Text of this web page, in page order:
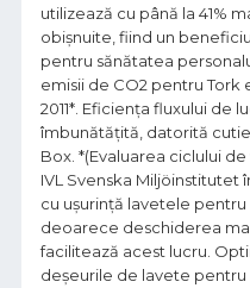
utilizează cu până la 41%
obișnuite, fiind un
pentru sănătatea
emisii de CO2 pentru Tork
2011*. Eficiența fluxului de
îmbunătățită, datorită
Box. *(Evaluarea ciclului
IVL Svenska Miljöinstitutet
cu ușurință lavetele
deoarece deschiderea
facilitează acest lucru.
deșeurile de lavete